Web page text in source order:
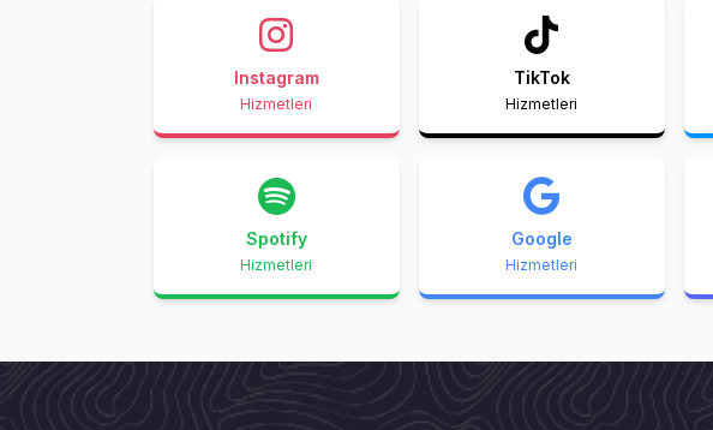
Instagram
Hizmetleri
TikTok
Hizmetleri
Spotify
Hizmetleri
Google
Hizmetleri